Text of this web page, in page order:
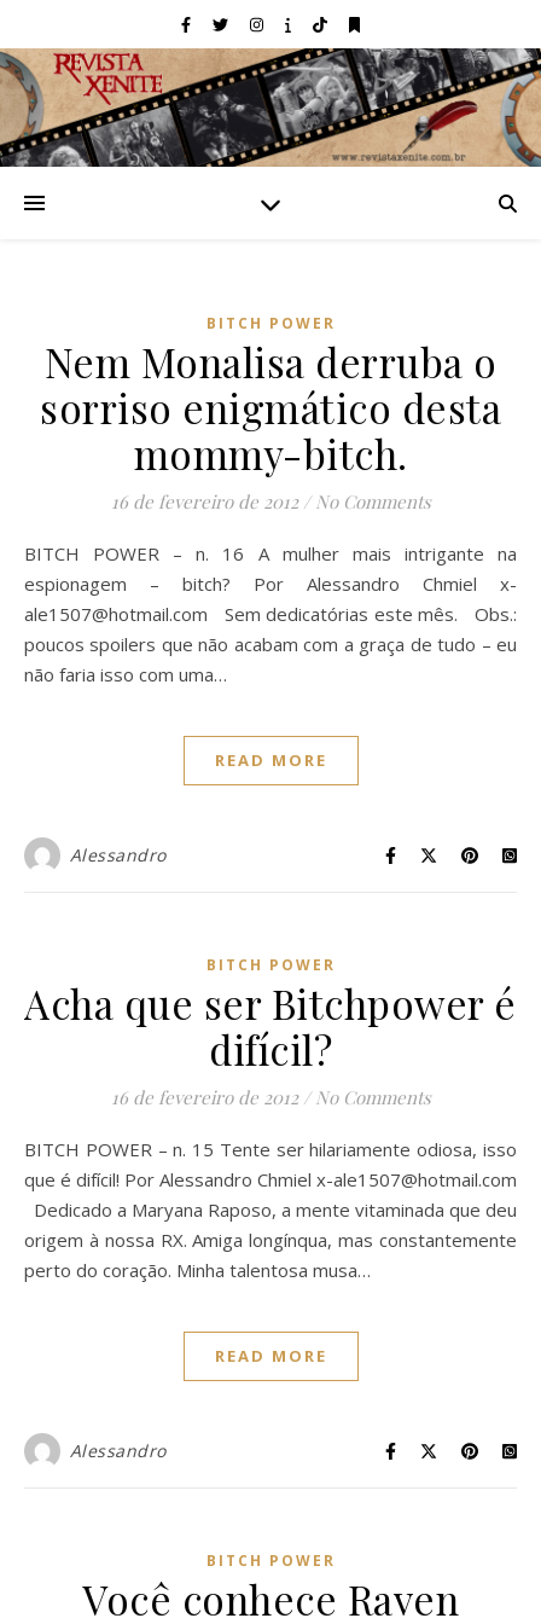
BITCH POWER
Nem Monalisa derruba o
sorriso enigmático desta
mommy-bitch.
16 de fevereiro de 2012 / No Comments
BITCH POWER – n. 16 A mulher mais intrigante na
espionagem – bitch? Por Alessandro Chmiel x-
ale1507@hotmail.com Sem dedicatórias este mês. Obs.:
poucos spoilers que não acabam com a graça de tudo – eu
não faria isso com uma…
READ MORE
Alessandro
BITCH POWER
Acha que ser Bitchpower é
difícil?
16 de fevereiro de 2012 / No Comments
BITCH POWER – n. 15 Tente ser hilariamente odiosa, isso
que é difícil! Por Alessandro Chmiel x-ale1507@hotmail.com
Dedicado a Maryana Raposo, a mente vitaminada que deu
origem à nossa RX. Amiga longínqua, mas constantemente
perto do coração. Minha talentosa musa…
READ MORE
Alessandro
BITCH POWER
Você conhece Raven